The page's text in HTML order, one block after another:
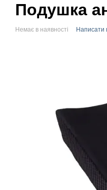
Подушка
Немає в наявності Написати